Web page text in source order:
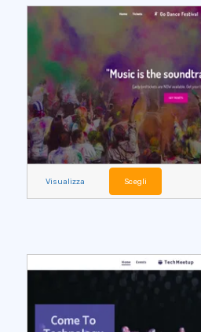
Visualizza Scegli